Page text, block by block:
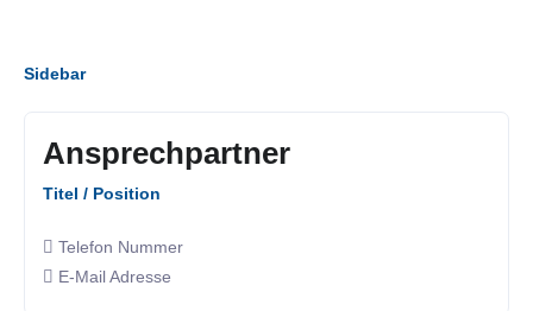
Sidebar
Ansprechpartner
Titel / Position
Telefon Nummer
E-Mail Adresse